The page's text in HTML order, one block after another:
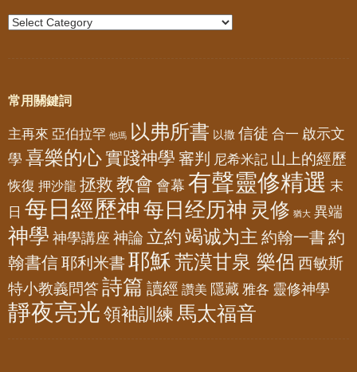
常用關鍵詞
主再來 亞伯拉罕 他瑪 以弗所書 以撒 信徒 合一 啟示文
學 喜樂的心實踐神學 審判 尼希米記 山上的經歷
恢復 押沙龍 拯救 教會 會幕 有聲靈修精選 末
日 每日經歷神 每日经历神 灵修 猶大 異端
神學 神學講座 神論 立約 竭诚为主 約翰一書 約
翰書信耶利米書 耶穌荒漠甘泉 樂侶 西敏斯
特小教義問答詩篇 讀經 讚美 隱藏 雅各 靈修神學
靜夜亮光 領袖訓練 馬太福音